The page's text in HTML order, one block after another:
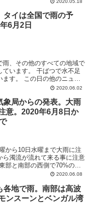
タイは全国で雨の予
6月2日
、その他のすべての地域で
います。 干ばつで水不足
ます。 この日の他のニュー
らにあります。... 2020.06.02
象局からの発表。大雨
意。2020年6月8日か
から10日水曜まで大雨に注
濁流が流れて来る事に注意
部と南部の西側で70%の地
2020.06.08
各地で雨。南部は高波
ンスーンとベンガル湾